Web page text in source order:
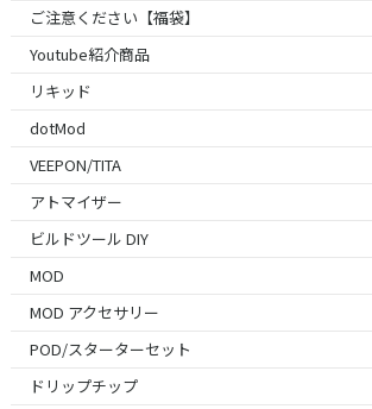
ご注意ください【福袋】
Youtube紹介商品
リキッド
dotMod
VEEPON/TITA
アトマイザー
ビルドツール DIY
MOD
MOD アクセサリー
POD/スターターセット
ドリップチップ